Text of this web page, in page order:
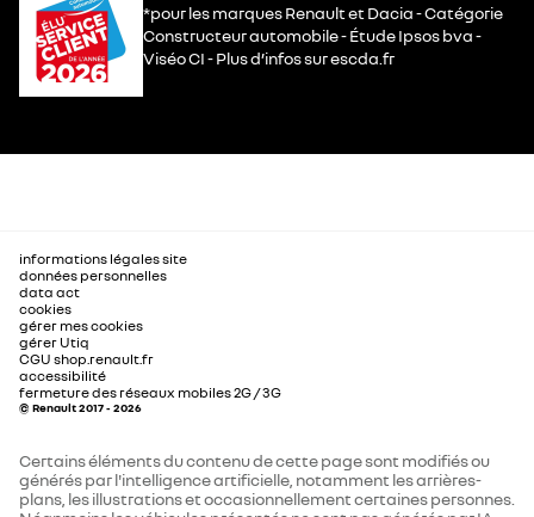
*pour les marques Renault et Dacia - Catégorie
Constructeur automobile - Étude Ipsos bva -
Viséo CI - Plus d’infos sur escda.fr
informations légales site
données personnelles
data act
cookies
gérer mes cookies
gérer Utiq
CGU shop.renault.fr
accessibilité
fermeture des réseaux mobiles 2G / 3G
© Renault 2017 - 2026
Certains éléments du contenu de cette page sont modifiés ou
générés par l'intelligence artificielle, notamment les arrières-
plans, les illustrations et occasionnellement certaines personnes.